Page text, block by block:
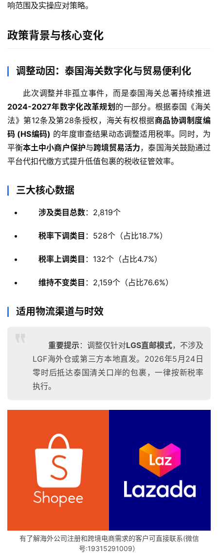
响范围及实操应对策略。
政策背景与核心变化
调整动因：泰国海关数字化与贸易便利化
此次调整并非孤立事件，而是泰国海关总署持续推进
2024-2027年数字化改革规划 的一部分。根据泰国《海关
法》第12条及第28条授权，海关有权根据商品协调制度编
码 (HS编码) 的年度审查结果动态调整适用税率。同时，为
平衡本土中小商户保护与跨境贸易活力，泰国海关鼓励通过
平台代扣代缴方式提升低值包裹的税收征管效率。
三大核心数据
涉及类目总数：2,819个
税率下调类目 ：528个（占比18.7%）
税率上调类目 ：132个（占比4.7%）
维持不变类目 ：2,159个（占比76.6%）
适用物流渠道与时效
重要提示：调整仅针对LGS直邮模式，不涉及
LGF海外仓或第三方本地直发。2026年5月24日
零时后抵达泰国清关口岸的包裹，一律按新税率
执行。
有了解海外公司注册和跨境电商需求的客户可直接联系(微信
号:19315291009）